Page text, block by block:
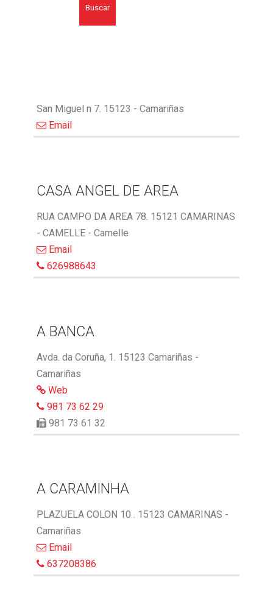
Buscar
San Miguel n 7. 15123 - Camariñas
Email
CASA ANGEL DE AREA
RUA CAMPO DA AREA 78. 15121 CAMARINAS
- CAMELLE - Camelle
Email
626988643
A BANCA
Avda. da Coruña, 1. 15123 Camariñas -
Camariñas
Web
981 73 62 29
981 73 61 32
A CARAMINHA
PLAZUELA COLON 10 . 15123 CAMARINAS -
Camariñas
Email
637208386